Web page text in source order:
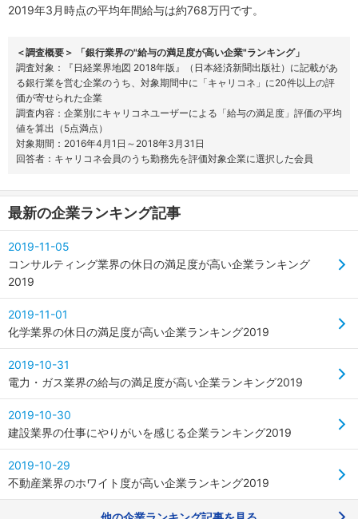
2019年3月時点の平均年間給与は約768万円です。
＜調査概要＞ 「銀行業界の"給与の満足度が高い企業"ランキング」
調査対象：『日経業界地図 2018年版』（日本経済新聞出版社）に記載があ
る銀行業を営む企業のうち、対象期間中に「キャリコネ」に20件以上の評
価が寄せられた企業
調査内容：企業別にキャリコネユーザーによる「給与の満足度」評価の平均
値を算出（5点満点）
対象期間：2016年4月1日～2018年3月31日
回答者：キャリコネ会員のうち勤務先を評価対象企業に選択した会員
最新の企業ランキング記事
2019-11-05
コンサルティング業界の休日の満足度が高い企業ランキング
2019
2019-11-01
化学業界の休日の満足度が高い企業ランキング2019
2019-10-31
電力・ガス業界の給与の満足度が高い企業ランキング2019
2019-10-30
建設業界の仕事にやりがいを感じる企業ランキング2019
2019-10-29
不動産業界のホワイト度が高い企業ランキング2019